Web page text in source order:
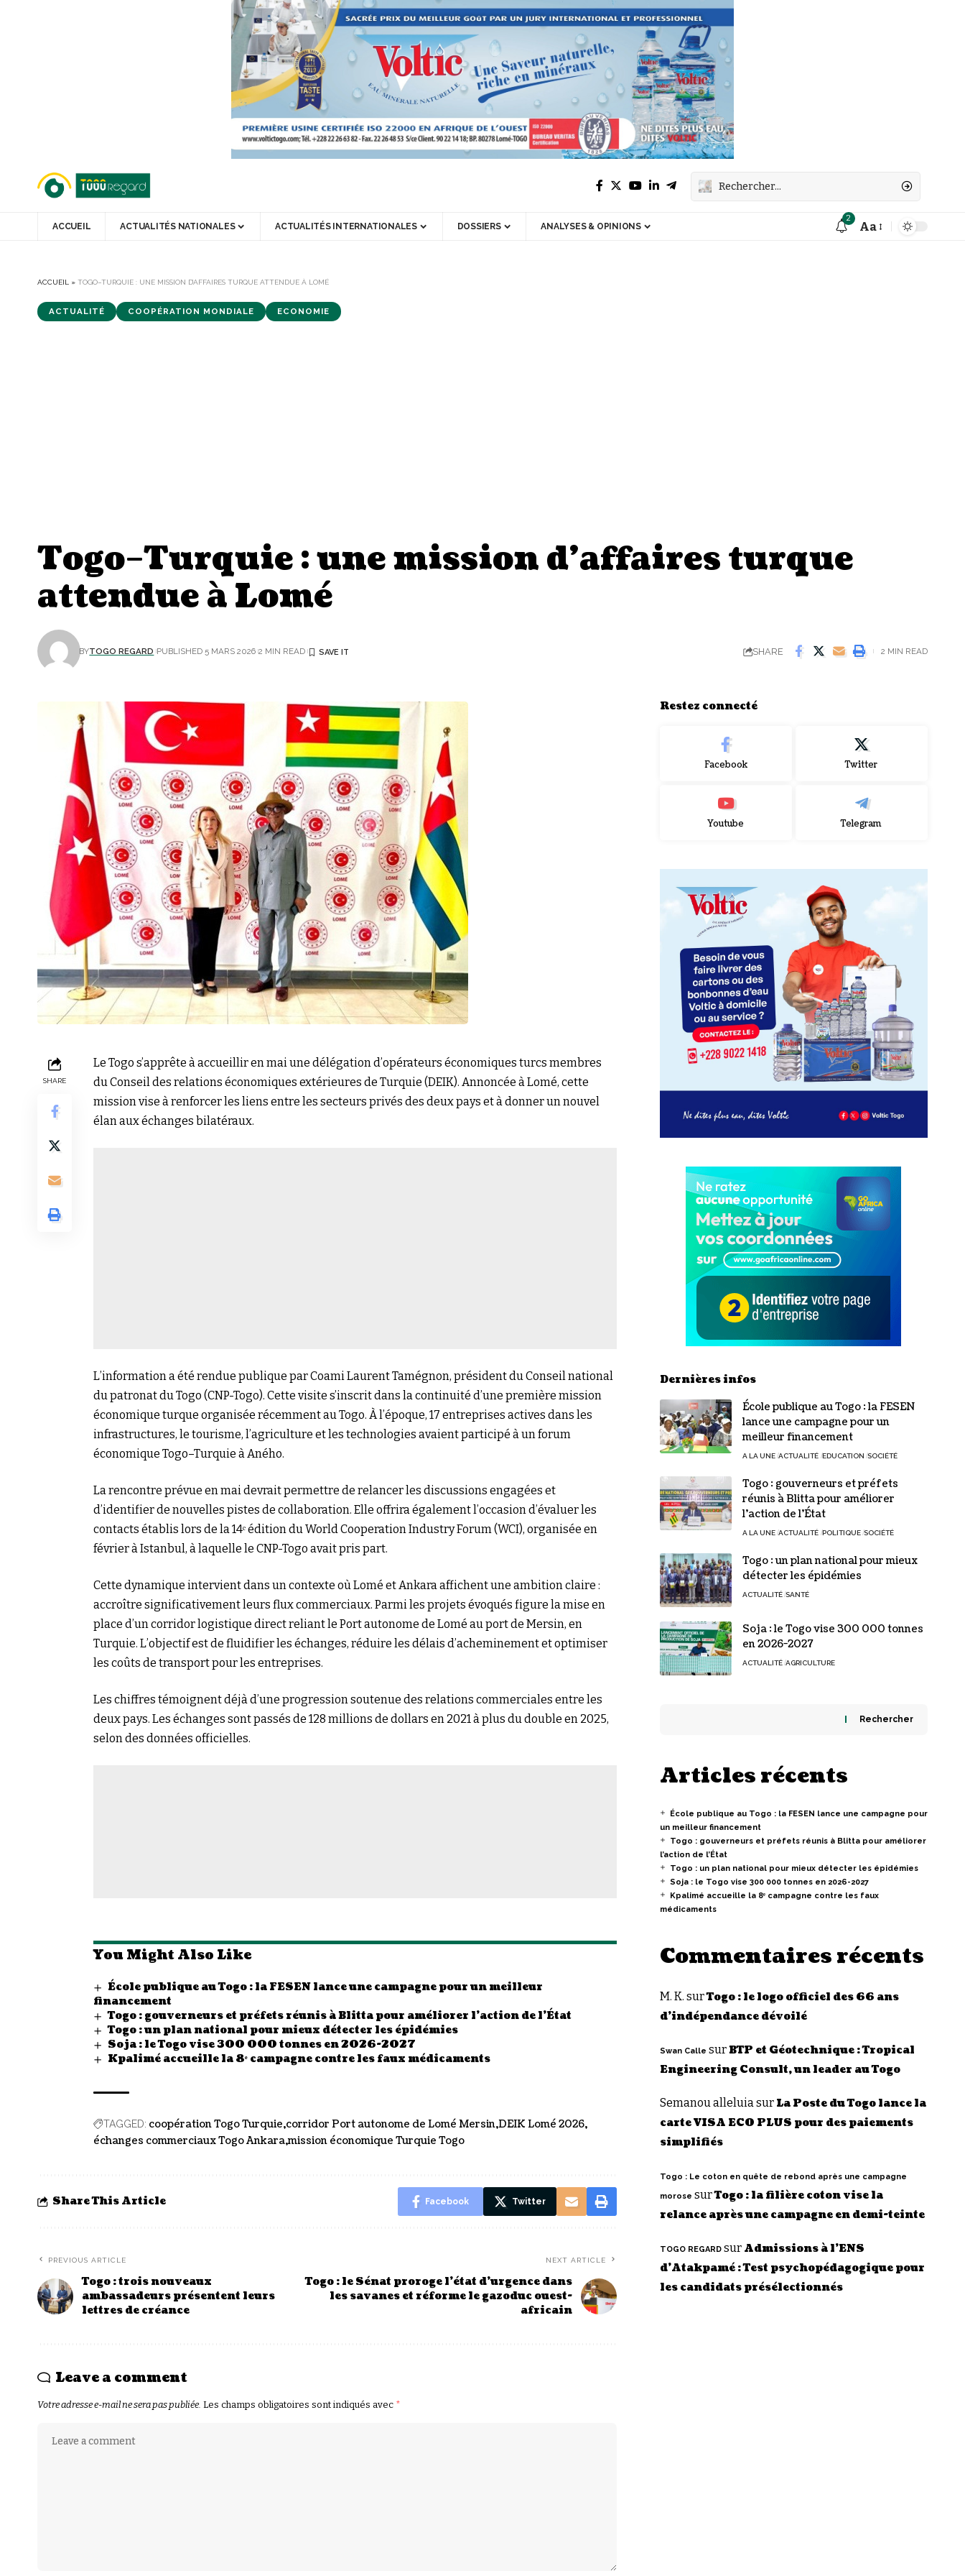
ACCUEIL ACTUALITÉS NATIONALES ACTUALITÉS INTERNATIONALES DOSSIERS ANALYSES & OPINIONS
2
Font
Aa
ACCUEIL » TOGO–TURQUIE : UNE MISSION D’AFFAIRES TURQUE ATTENDUE À LOMÉ
ACTUALITÉ COOPÉRATION MONDIALE ECONOMIE
Togo–Turquie : une mission d’affaires turque
attendue à Lomé
BYTOGO REGARD PUBLISHED 5 MARS 2026 2 MIN READ SHARE 2 MIN READ
SHARE
Le Togo s’apprête à accueillir en mai une délégation d’opérateurs économiques turcs membres
duConseil des relations économiques extérieures de Turquie (DEIK). Annoncée à Lomé, cette
mission vise à renforcer les liens entre les secteurs privés des deux pays et à donner un nouvel
élan aux échanges bilatéraux.
L’information a été rendue publique par Coami Laurent Tamégnon, président du Conseil national
du patronat du Togo (CNP-Togo). Cette visite s’inscrit dans la continuité d’une première mission
économique turque organisée récemment au Togo. À l’époque, 17 entreprises actives dans les
infrastructures, le tourisme, l’agriculture et les technologies avaient participé à un forum
économique Togo–Turquie à Aného.
La rencontre prévue en mai devrait permettre de relancer les discussions engagées et
d’identifier de nouvelles pistes de collaboration. Elle offrira également l’occasion d’évaluer les
contacts établis lors de la 14ᵉ édition du World Cooperation Industry Forum (WCI), organisée en
février à Istanbul, à laquelle le CNP-Togo avait pris part.
Cette dynamique intervient dans un contexte où Lomé et Ankara affichent une ambition claire :
accroître significativement leurs flux commerciaux. Parmi les projets évoqués figure la mise en
place d’un corridor logistique direct reliant le Port autonome de Lomé au port de Mersin, en
Turquie. L’objectif est de fluidifier les échanges, réduire les délais d’acheminement et optimiser
les coûts de transport pour les entreprises.
Les chiffres témoignent déjà d’une progression soutenue des relations commerciales entre les
deux pays. Les échanges sont passés de 128 millions de dollars en 2021 à plus du double en 2025,
selon des données officielles.
You Might Also Like
École publique au Togo : la FESEN lance une campagne pour un meilleur
financement
Togo : gouverneurs et préfets réunis à Blitta pour améliorer l’action de l’État
Togo : un plan national pour mieux détecter les épidémies
Soja : le Togo vise 300 000 tonnes en 2026-2027
Kpalimé accueille la 8ᵉ campagne contre les faux médicaments
TAGGED: coopération Togo Turquie corridor Port autonome de Lomé Mersin DEIK Lomé 2026
échanges commerciaux Togo Ankara mission économique Turquie Togo
Share This Article Facebook Twitter
PREVIOUS ARTICLE
Togo : trois nouveaux
ambassadeurs présentent leurs
lettres de créance
NEXT ARTICLE
Togo : le Sénat proroge l’état d’urgence dans
les savanes et réforme le gazoduc ouest-
africain
Leave a comment
Votre adresse e-mail ne sera pas publiée. Les champs obligatoires sont indiqués avec *
Restez connecté
Facebook Twitter
Youtube Telegram
Dernières infos
École publique au Togo : la FESEN
lance une campagne pour un
meilleur financement
A LA UNE ACTUALITÉ EDUCATION SOCIÉTÉ
Togo : gouverneurs et préfets
réunis à Blitta pour améliorer
l’action de l’État
A LA UNE ACTUALITÉ POLITIQUE SOCIÉTÉ
Togo : un plan national pour mieux
détecter les épidémies
ACTUALITÉ SANTÉ
Soja : le Togo vise 300 000 tonnes
en 2026-2027
ACTUALITÉ AGRICULTURE
Rechercher
Articles récents
École publique au Togo : la FESEN lance une campagne pour
un meilleur financement
Togo : gouverneurs et préfets réunis à Blitta pour améliorer
l’action de l’État
Togo : un plan national pour mieux détecter les épidémies
Soja : le Togo vise 300 000 tonnes en 2026-2027
Kpalimé accueille la 8ᵉ campagne contre les faux
médicaments
Commentaires récents
M. K. surTogo : le logo officiel des 66 ans
d’indépendance dévoilé
Swan Calle surBTP et Géotechnique : Tropical
Engineering Consult, un leader au Togo
Semanou alleluia sur La Poste du Togo lance la
carte VISA ECO PLUS pour des paiements
simplifiés
Togo : Le coton en quête de rebond après une campagne
morose surTogo : la filière coton vise la
relance après une campagne en demi-teinte
TOGO REGARDsur Admissions à l’ENS
d’Atakpamé : Test psychopédagogique pour
les candidats présélectionnés